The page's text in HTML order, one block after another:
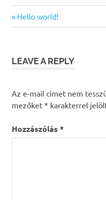
Bejegyzés
Previous
Post:
Hello world!
LEAVE A REPLY
Az e-mail címet nem
mezőket * karakterrel
Hozzászólás *